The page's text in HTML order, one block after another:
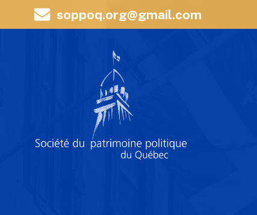
soppoq.org@gmail.com